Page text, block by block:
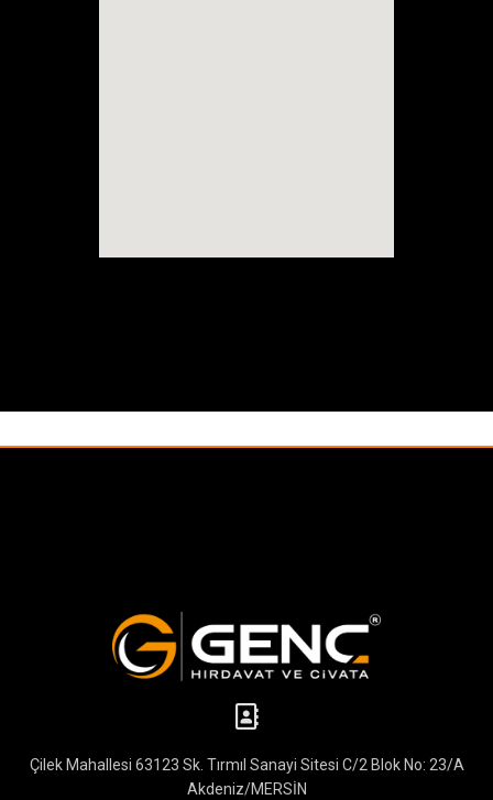
Çilek Mahallesi 63123 Sk. Tırmıl Sanayi Sitesi C/2 Blok No: 23/A
Akdeniz/MERSİN